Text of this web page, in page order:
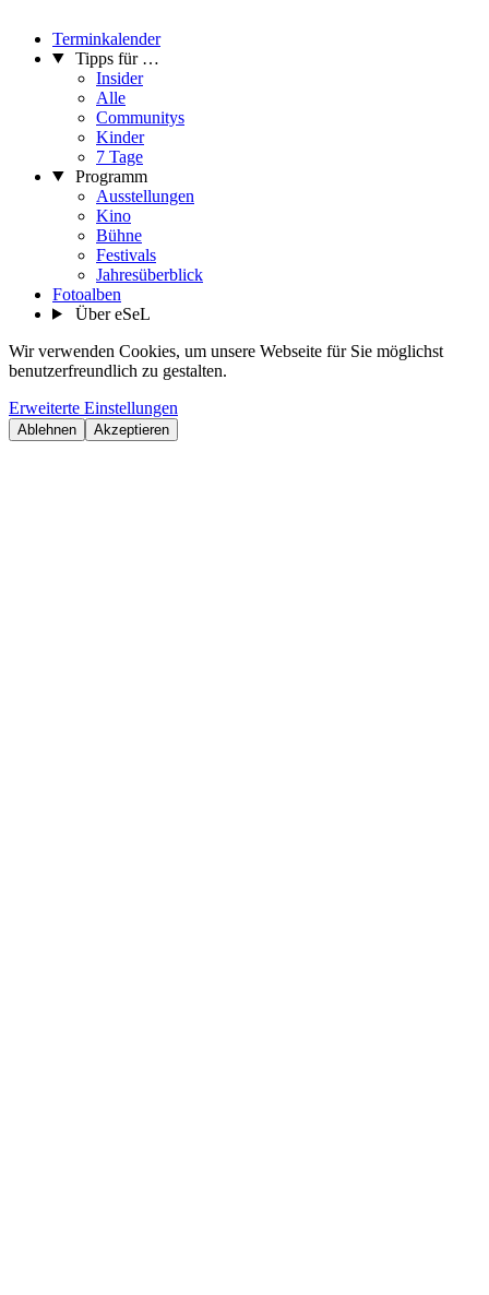
Terminkalender
Tipps für …
Insider
Alle
Communitys
Kinder
7 Tage
Programm
Ausstellungen
Kino
Bühne
Festivals
Jahresüberblick
Fotoalben
Über eSeL
Wir verwenden Cookies, um unsere Webseite für Sie möglichst
benutzerfreundlich zu gestalten.
Erweiterte Einstellungen
Ablehnen Akzeptieren